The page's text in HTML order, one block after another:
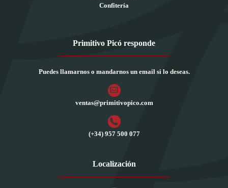
Confitería
Primitivo Picó responde
Puedes llamarnos o mandarnos un email si lo deseas.
ventas@primitivopico.com
(+34) 957 500 077
Localización